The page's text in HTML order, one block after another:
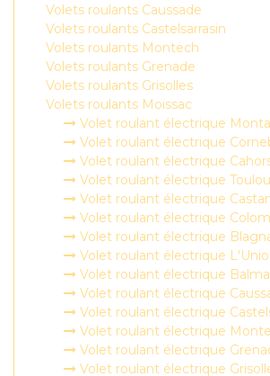
Volets roulants Caussade
Volets roulants Castelsarrasin
Volets roulants Montech
Volets roulants Grenade
Volets roulants Grisolles
Volets roulants Moissac
Volet roulant électrique
Volet roulant électrique
Volet roulant électrique
Volet roulant électrique
Volet roulant électrique
Volet roulant électrique
Volet roulant électrique
Volet roulant électrique
Volet roulant électrique Balma
Volet roulant électrique
Volet roulant électrique
Volet roulant électrique
Volet roulant électrique
Volet roulant électrique